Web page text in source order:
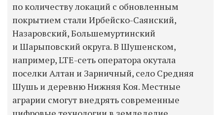
по количеству локаций с обновленным
покрытием стали Ирбейско-Саянский,
Назаровский, Большемуртинский
и Шарыповский округа. В Шушенском,
например, LTЕ-сеть оператора окутала
поселки Алтан и Зарничный, село Средняя
Шушь и деревню Нижняя Коя. Местные
аграрии смогут внедрять современные